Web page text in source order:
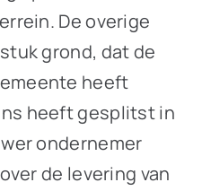
De overige
grond, dat de
heeft
heeft gesplitst in
ondernemer
de levering van